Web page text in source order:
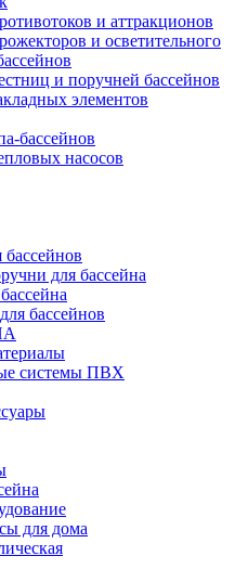
и аттракционов
и осветительного
и поручней бассейнов
элементов
бассейнов
насосов
для бассейна
бассейнов
системы ПВХ
для дома